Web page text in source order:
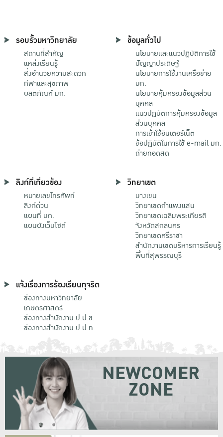
รอบรั้วมหาวิทยาลัย
สถานที่สำคัญ
แหล่งเรียนรู้
สิ่งอำนวยความสะดวก
กีฬาและสุขภาพ
ผลิตภัณฑ์ มก.
ข้อมูลทั่วไป
นโยบายและแนวปฏิบัติการใช้
ปัญญาประดิษฐ์
นโยบายการใช้งานเครือข่าย
มก.
นโยบายคุ้มครองข้อมูลส่วน
บุคคล
แนวปฏิบัติการคุ้มครองข้อมูล
ส่วนบุคคล
การเข้าใช้อินเตอร์เน็ต
ข้อปฏิบัติในการใช้ e-mail มก.
ถ่ายทอดสด
ลิงก์ที่เกี่ยวข้อง
หมายเลขโทรศัพท์
ลิงก์ด่วน
แผนที่ มก.
แผนผังเว็บไซต์
วิทยาเขต
บางเขน
วิทยาเขตกําแพงแสน
วิทยาเขตเฉลิมพระเกียรติ
จังหวัดสกลนคร
วิทยาเขตศรีราชา
สำนักงานเขตบริหารการเรียนรู้
พื้นที่สุพรรณบุรี
แจ้งเรื่องการร้องเรียนทุจริต
ช่องทางมหาวิทยาลัย
เกษตรศาสตร์
ช่องทางสำนักงาน ป.ป.ช.
ช่องทางสำนักงาน ป.ป.ท.
NEWCOMER
ZONE